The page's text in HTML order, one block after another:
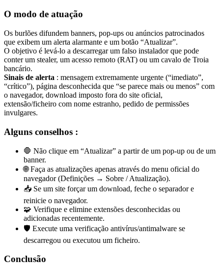
O modo de atuação
Os burlões difundem banners, pop-ups ou anúncios patrocinados
que exibem um alerta alarmante e um botão “Atualizar”.
O objetivo é levá-lo a descarregar um falso instalador que pode
conter um stealer, um acesso remoto (RAT) ou um cavalo de Troia
bancário.
Sinais de alerta : mensagem extremamente urgente (“imediato”,
“crítico”), página desconhecida que “se parece mais ou menos” com
o navegador, download imposto fora do site oficial,
extensão/ficheiro com nome estranho, pedido de permissões
invulgares.
Alguns conselhos :
🛑 Não clique em “Atualizar” a partir de um pop-up ou de um
banner.
🌐 Faça as atualizações apenas através do menu oficial do
navegador (Definições → Sobre / Atualização).
📥 Se um site forçar um download, feche o separador e
reinicie o navegador.
🧩 Verifique e elimine extensões desconhecidas ou
adicionadas recentemente.
🛡️ Execute uma verificação antivírus/antimalware se
descarregou ou executou um ficheiro.
Conclusão